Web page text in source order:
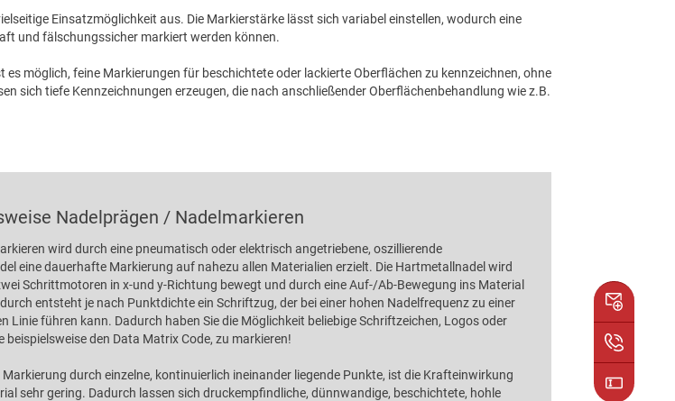
Einsatzmöglichkeit aus. Die Markierstärke lässt sich variabel einstellen, wodurch eine
und fälschungssicher markiert werden können.
möglich, feine Markierungen für beschichtete oder lackierte Oberflächen zu kennzeichnen, ohne
sich tiefe Kennzeichnungen erzeugen, die nach anschließender Oberflächenbehandlung wie z.B.
Nadelprägen / Nadelmarkieren
wird durch eine pneumatisch oder elektrisch angetriebene, oszillierende
eine dauerhafte Markierung auf nahezu allen Materialien erzielt. Die Hartmetallnadel wird
Schrittmotoren in x-und y-Richtung bewegt und durch eine Auf-/Ab-Bewegung ins Material
entsteht je nach Punktdichte ein Schriftzug, der bei einer hohen Nadelfrequenz zu einer
Linie führen kann. Dadurch haben Sie die Möglichkeit beliebige Schriftzeichen, Logos oder
beispielsweise den Data Matrix Code, zu markieren!
durch einzelne, kontinuierlich ineinander liegende Punkte, ist die Krafteinwirkung
sehr gering. Dadurch lassen sich druckempfindliche, dünnwandige, beschichtete, hohle